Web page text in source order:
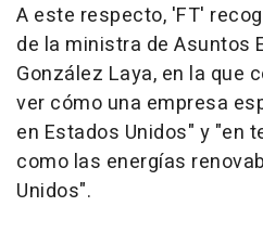
A este respecto, 'FT'
de la ministra de Asuntos
González Laya, en la que
ver cómo una empresa
en Estados Unidos" y "en
como las energías
Unidos".